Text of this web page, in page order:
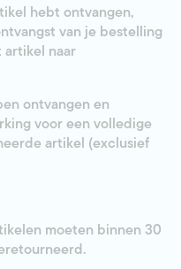
hebt ontvangen,
van je bestelling
naar
ontvangen en
voor eenvolledige
artikel (exclusief
moeten binnen30